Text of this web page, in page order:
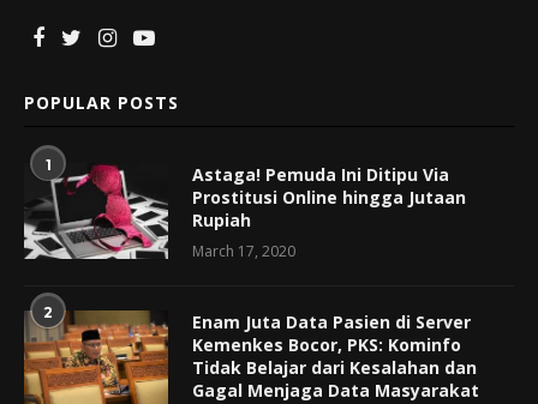
POPULAR POSTS
1
Astaga! Pemuda Ini Ditipu Via
Prostitusi Online hingga Jutaan
Rupiah
March 17, 2020
2
Enam Juta Data Pasien di Server
Kemenkes Bocor, PKS: Kominfo
Tidak Belajar dari Kesalahan dan
Gagal Menjaga Data Masyarakat